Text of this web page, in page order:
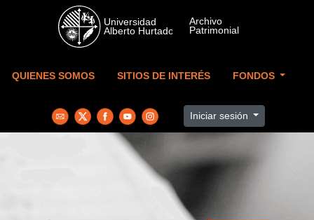
Skip to main content
QUIENES SOMOS SITIOS DE INTERÉS FONDOS
Iniciar sesión